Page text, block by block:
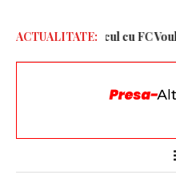
ACTUALITATE:
dură după jocul cu FC